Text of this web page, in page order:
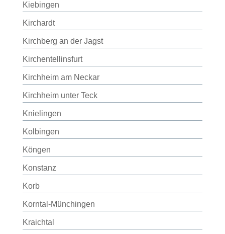
Kiebingen
Kirchardt
Kirchberg an der Jagst
Kirchentellinsfurt
Kirchheim am Neckar
Kirchheim unter Teck
Knielingen
Kolbingen
Köngen
Konstanz
Korb
Korntal-Münchingen
Kraichtal